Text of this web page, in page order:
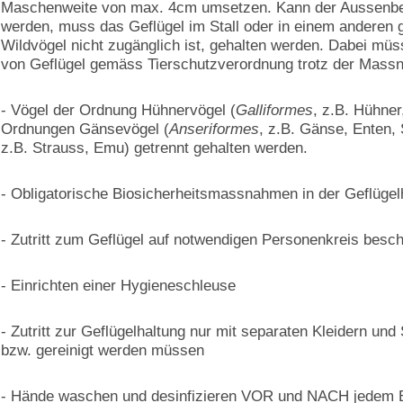
Maschenweite von max. 4cm umsetzen. Kann der
werden, muss das Geflügel im Stall oder in einem
Wildvögel nicht zugänglich ist, gehalten werden. Dabei
von Geflügel gemäss Tierschutzverordnung trotz der
- Vögel der Ordnung Hühnervögel (Galliformes, z.B.
Ordnungen Gänsevögel (Anseriformes, z.B. Gänse, Enten,
z.B. Strauss, Emu) getrennt gehalten werden.
- Obligatorische Biosicherheitsmassnahmen in der
- Zutritt zum Geflügel auf notwendigen Personenkreis
- Einrichten einer Hygieneschleuse
- Zutritt zur Geflügelhaltung nur mit separaten Kleidern
bzw. gereinigt werden müssen
- Hände waschen und desinfizieren VOR und NACH jedem